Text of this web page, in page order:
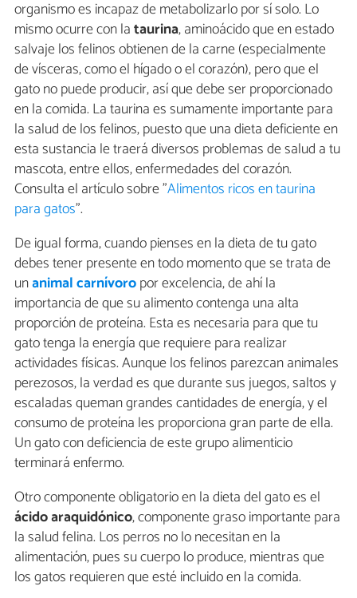
organismo es incapaz de metabolizarlo por sí solo. Lo
mismo ocurre con lataurina, aminoácido que en estado
salvaje los felinos obtienen de la carne (especialmente
de vísceras, como el hígado o el corazón), pero que el
gato no puede producir, así que debe ser proporcionado
en la comida. La taurina es sumamente importante para
la salud de los felinos, puesto que una dieta deficiente en
esta sustancia le traerá diversos problemas de salud a tu
mascota, entre ellos, enfermedades del corazón.
Consulta el artículo sobre "Alimentos ricos en taurina
para gatos".
De igual forma, cuando pienses en la dieta de tu gato
debes tener presente en todo momento que se trata de
unanimal carnívoropor excelencia, de ahí la
importancia de que su alimento contenga una alta
proporción de proteína. Esta es necesaria para que tu
gato tenga la energía que requiere para realizar
actividades físicas. Aunque los felinos parezcan animales
perezosos, la verdad es que durante sus juegos, saltos y
escaladas queman grandes cantidades de energía, y el
consumo de proteína les proporciona gran parte de ella.
Un gato con deficiencia de este grupo alimenticio
terminará enfermo.
Otro componente obligatorio en la dieta del gato es el
ácido araquidónico, componente graso importante para
la salud felina. Los perros no lo necesitan en la
alimentación, pues su cuerpo lo produce, mientras que
los gatos requieren que esté incluido en la comida.